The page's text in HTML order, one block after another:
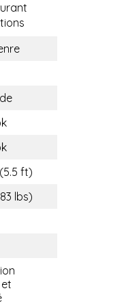
ft)
lbs)